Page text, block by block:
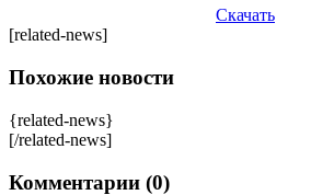
Скачать
[related-news]
Похожие новости
{related-news}
[/related-news]
Комментарии (0)